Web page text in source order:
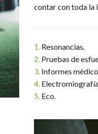
contar con toda la
1. Resonancias.
2. Pruebas de
3. Informes
4.
5. Eco.